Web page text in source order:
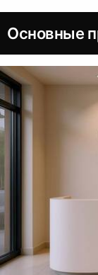
Основные